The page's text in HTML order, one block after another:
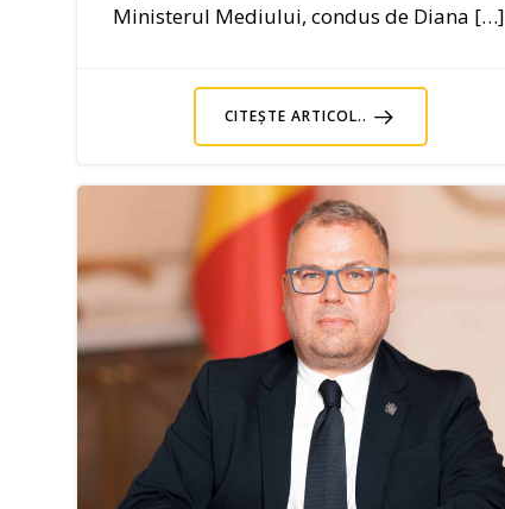
Ministerul Mediului, condus de Diana […]
CITEȘTE ARTICOL..